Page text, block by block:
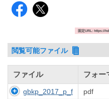
固定URL: https://
閲覧可能ファイル
ファイル フォー
gbkp_2017_p_f pdf